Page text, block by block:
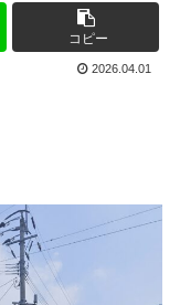
コピー
2026.04.01